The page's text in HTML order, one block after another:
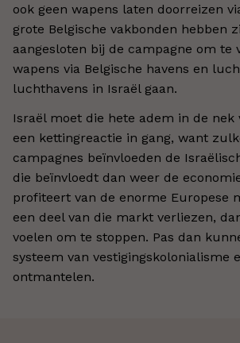
ook geen wapens laten doorreizen
grote Belgische vakbonden hebben
aangesloten bij de campagne om te
wapens via Belgische havens en
luchthavens in Israël gaan.
Israël moet die hete adem in de nek
een kettingreactie in gang, want
campagnes beïnvloeden de
die beïnvloedt dan weer de
profiteert van de enorme Europese
een deel van die markt verliezen,
voelen om te stoppen. Pas dan
systeem van vestigingskolonialisme
ontmantelen.